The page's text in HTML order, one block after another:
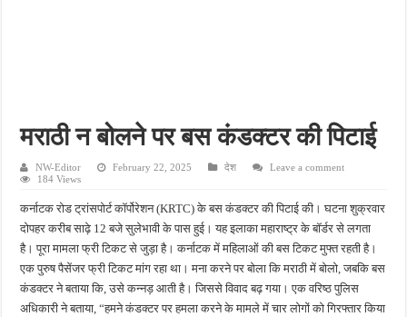
मराठी न बोलने पर बस कंडक्टर की पिटाई
NW-Editor February 22, 2025 देश
Leave a comment
184 Views
कर्नाटक रोड ट्रांसपोर्ट कॉर्पोरेशन (KRTC) के बस कंडक्टर की पिटाई की। घटना शुक्रवार
दोपहर करीब साढ़े 12 बजे सुलेभावी के पास हुई। यह इलाका महाराष्ट्र के बॉर्डर से लगता
है। पूरा मामला फ्री टिकट से जुड़ा है। कर्नाटक में महिलाओं की बस टिकट मुफ्त रहती है।
एक पुरुष पैसेंजर फ्री टिकट मांग रहा था। मना करने पर बोला कि मराठी में बोलो, जबकि बस
कंडक्टर ने बताया कि, उसे कन्नड़ आती है। जिससे विवाद बढ़ गया। एक वरिष्ठ पुलिस
अधिकारी ने बताया, “हमने कंडक्टर पर हमला करने के मामले में चार लोगों को गिरफ्तार किया